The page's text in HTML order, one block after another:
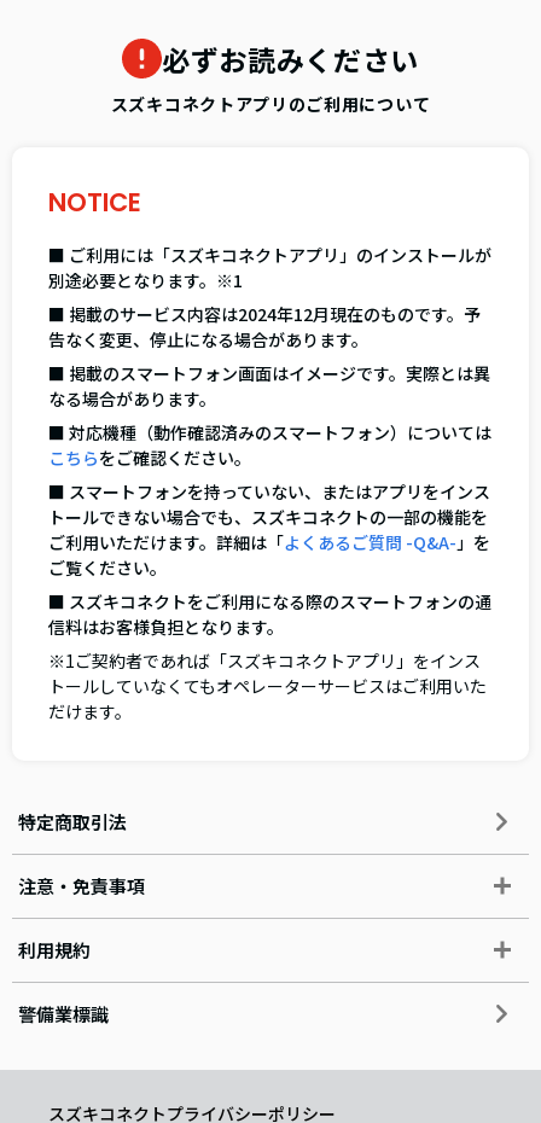
必ずお読みください
スズキコネクトアプリのご利用について
NOTICE
■ ご利用には「スズキコネクトアプリ」のインストールが
別途必要となります。※1
■ 掲載のサービス内容は2024年12月現在のものです。予
告なく変更、停止になる場合があります。
■ 掲載のスマートフォン画面はイメージです。実際とは異
なる場合があります。
■ 対応機種（動作確認済みのスマートフォン）については
こちらをご確認ください。
■ スマートフォンを持っていない、またはアプリをインス
トールできない場合でも、スズキコネクトの一部の機能を
ご利用いただけます。詳細は「よくあるご質問 -Q&A- 」を
ご覧ください。
■ スズキコネクトをご利用になる際のスマートフォンの通
信料はお客様負担となります。
※1ご契約者であれば「スズキコネクトアプリ」をインス
トールしていなくてもオペレーターサービスはご利用いた
だけます。
特定商取引法
注意・免責事項
利用規約
警備業標識
スズキコネクトプライバシーポリシー